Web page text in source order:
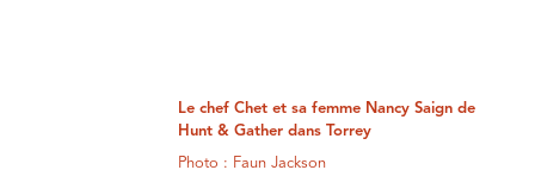
Le chef Chet et sa femme Nancy Saign de
Hunt & Gather dans Torrey
Photo : Faun Jackson